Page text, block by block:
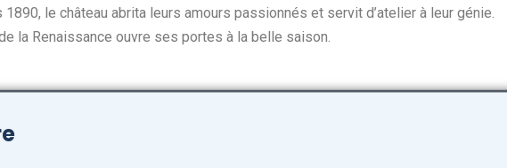
le château abrita leurs amours passionnés et servit d’atelier à leur génie.
de la Renaissance ouvre ses portes à la belle saison.